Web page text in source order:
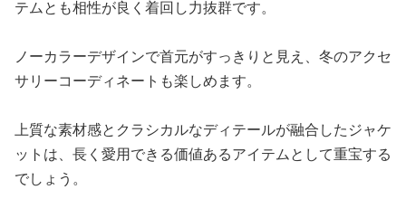
テムとも相性が良く着回し力抜群です。
ノーカラーデザインで首元がすっきりと見え、冬のアクセ
サリーコーディネートも楽しめます。
上質な素材感とクラシカルなディテールが融合したジャケ
ットは、長く愛用できる価値あるアイテムとして重宝する
でしょう。